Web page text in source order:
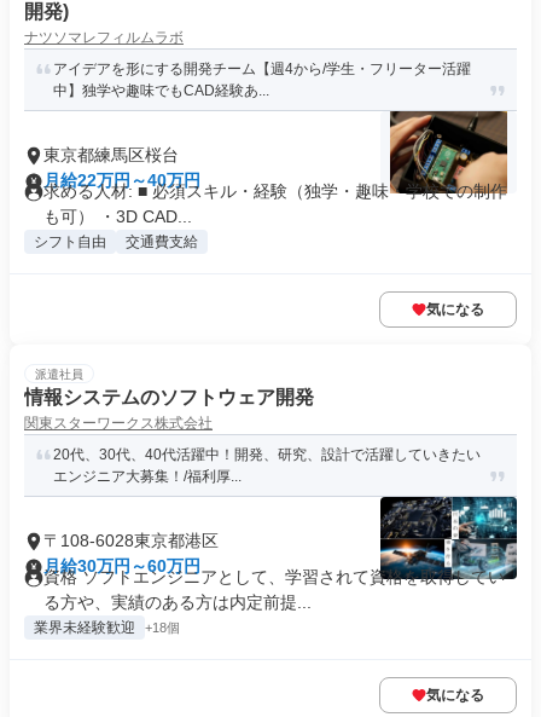
開発)
ナツソマレフィルムラボ
アイデアを形にする開発チーム【週4から/学生・フリーター活躍
中】独学や趣味でもCAD経験あ...
東京都練馬区桜台
月給22万円～40万円
求める人材: ■ 必須スキル・経験（独学・趣味・学校での制作
も可） ・3D CAD...
シフト自由 交通費支給
気になる
派遣社員
情報システムのソフトウェア開発
関東スターワークス株式会社
20代、30代、40代活躍中！開発、研究、設計で活躍していきたい
エンジニア大募集！/福利厚...
〒108-6028東京都港区
月給30万円～60万円
資格 ソフトエンジニアとして、学習されて資格を取得してい
る方や、実績のある方は内定前提...
業界未経験歓迎 +18個
気になる